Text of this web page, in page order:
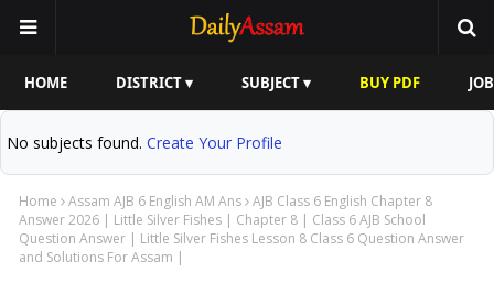
HOME DISTRICT ▾ SUBJECT ▾ BUY PDF
No subjects found. Create Your Profile
Home Assam AJB 6 English AM Ans AJB Class 6 English Chapter 8
Answer 2026 | Little Silver Fishes | Chapter 8 | Class 6 AJB School
Question Answer | Little Silver Fishes Lesson 8 Class 6 Question Answer
and Solutions For Assam |